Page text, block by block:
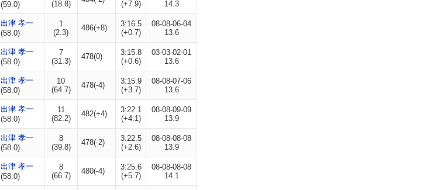
(59.0)
(18.8)
(+7.9)
14.3
出津 孝一
(58.0)
1
(2.3)
486(+8)
3:16.5
(+0.7)
08-08-06-04
13.6
出津 孝一
(58.0)
7
(31.3)
478(0)
3:15.8
(+0.6)
03-03-02-01
13.6
出津 孝一
(58.0)
10
(64.7)
478(-4)
3:15.9
(+3.7)
08-08-07-06
13.6
出津 孝一
(58.0)
11
(82.2)
482(+4)
3:22.1
(+4.1)
08-08-09-09
13.9
出津 孝一
(58.0)
8
(39.8)
478(-2)
3:22.5
(+2.6)
08-08-08-08
13.9
出津 孝一
(58.0)
8
(66.7)
480(-4)
3:25.6
(+5.7)
08-08-08-08
14.1